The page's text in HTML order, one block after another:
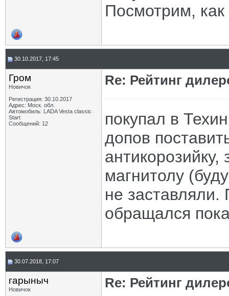
Посмотрим,
30.10.2017, 17:45
Гром
Новичок
Регистрация: 30.10.2017
Адрес: Моск. обл.
Автомобиль: LADA Vesta classic
Start
Сообщений: 12
Re: Рейтинг
покупал в
допов
магнитолу
не заставляли.
обращался
30.07.2018, 17:07
гарыныч
Новичок
Re: Рейтинг